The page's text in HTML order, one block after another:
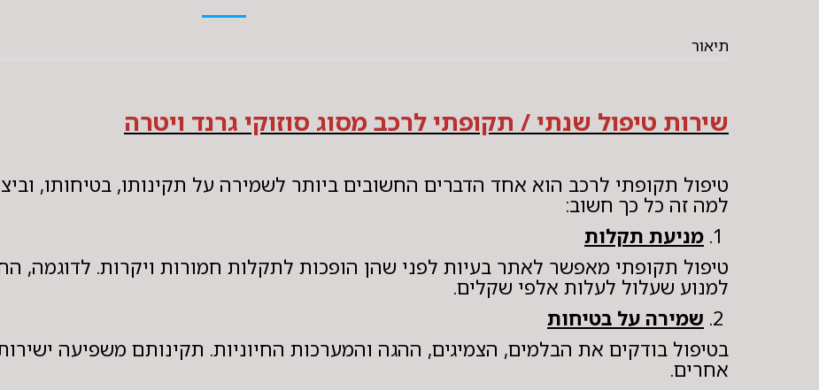
תיאור
שירות טיפול שנתי / תקופתי לרכב מסוג סוזוקי גרנד ויטרה
טיפול תקופתי לרכב הוא אחד הדברים החשובים ביותר לשמירה על תקינותו, בטיחותו,
למה זה כל כך חשוב:
מניעת תקלות
טיפול תקופתי מאפשר לאתר בעיות לפני שהן הופכות לתקלות חמורות ויקרות. לדוגמה,
למנוע שעלול לעלות אלפי שקלים.
שמירה על בטיחות
בטיפול בודקים את הבלמים, הצמיגים, ההגה והמערכות החיוניות. תקינותם משפיעה
אחרים.